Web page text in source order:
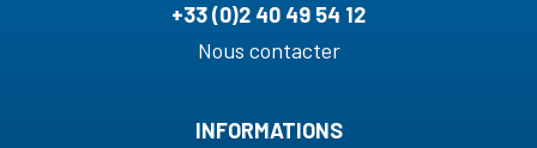
+33 (0)2 40 49 54 12
Nous contacter
INFORMATIONS